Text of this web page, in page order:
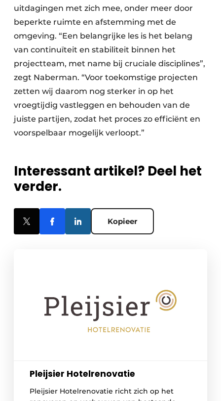
uitdagingen met zich mee, onder meer door
beperkte ruimte en afstemming met de
omgeving. “Een belangrijke les is het belang
van continuïteit en stabiliteit binnen het
projectteam, met name bij cruciale disciplines”,
zegt Naberman. “Voor toekomstige projecten
zetten wij daarom nog sterker in op het
vroegtijdig vastleggen en behouden van de
juiste partijen, zodat het proces zo efficiënt en
voorspelbaar mogelijk verloopt.”
Interessant artikel? Deel het
verder.
Kopieer
Pleijsier Hotelrenovatie
Pleijsier Hotelrenovatie richt zich op het